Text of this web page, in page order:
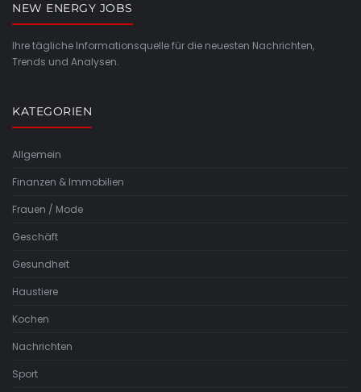
NEW ENERGY JOBS
Ihre tägliche Informationsquelle für die neuesten Nachrichten,
Trends und Analysen.
KATEGORIEN
Allgemein
Finanzen & Immobilien
Frauen / Mode
Geschäft
Gesundheit
Haustiere
Kochen
Nachrichten
Sport